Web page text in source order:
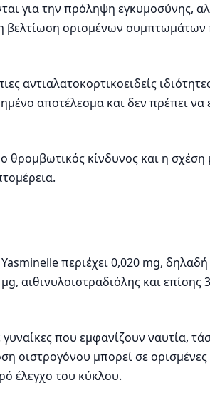
για την πρόληψη εγκυμοσύνης,
ορισμένων συμπτωμάτων
αποτέλεσμα και δεν πρέπει να
κίνδυνος και η σχέση
περιέχει 0,020 mg,
αιθινυλοιστραδιόλης και
που εμφανίζουν ναυτία,
οιστρογόνου μπορεί σε ορισμένες
έλεγχο του κύκλου.